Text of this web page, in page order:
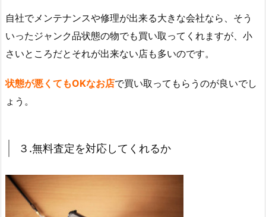
自社でメンテナンスや修理が出来る大きな会社なら、そう
いったジャンク品状態の物でも買い取ってくれますが、小
さいところだとそれが出来ない店も多いのです。
状態が悪くてもOKなお店で買い取ってもらうのが良いでし
ょう。
３.無料査定を対応してくれるか